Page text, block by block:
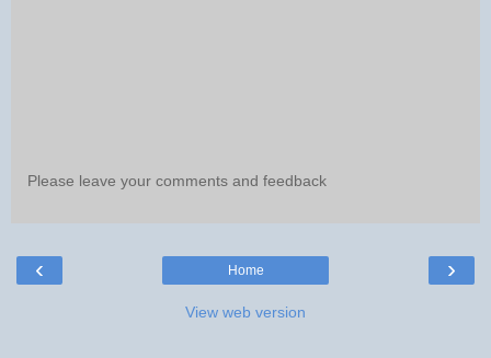
Please leave your comments and feedback
‹ ›
Home
View web version